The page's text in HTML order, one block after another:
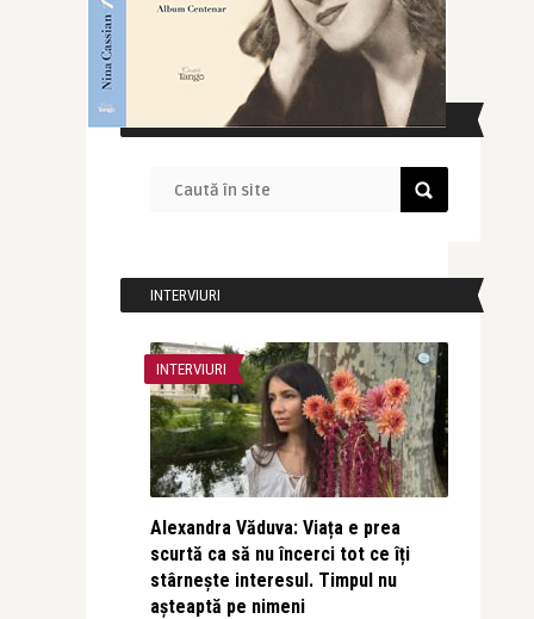
CAUTĂ ÎN SITE
INTERVIURI
INTERVIURI
Alexandra Văduva: Viața e prea
scurtă ca să nu încerci tot ce îți
stârnește interesul. Timpul nu
așteaptă pe nimeni